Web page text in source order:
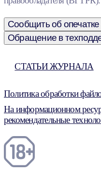
Сообщить об опечатке
Обращение в
СТАТЬИ ЖУРНАЛА
Политика обработки
На информационном
рекомендательные